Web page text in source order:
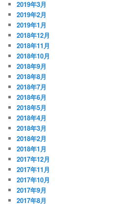
2019年3月
2019年2月
2019年1月
2018年12月
2018年11月
2018年10月
2018年9月
2018年8月
2018年7月
2018年6月
2018年5月
2018年4月
2018年3月
2018年2月
2018年1月
2017年12月
2017年11月
2017年10月
2017年9月
2017年8月